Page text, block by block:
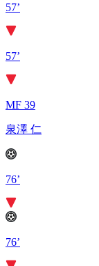
57’
57’
MF 39
泉澤 仁
76’
76’